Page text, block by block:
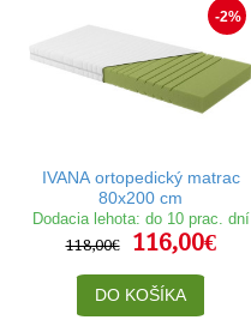
-2%
IVANA ortopedický matrac
80x200 cm
Dodacia lehota: do 10 prac. dní
118,00€
116,00€
DO KOŠÍKA